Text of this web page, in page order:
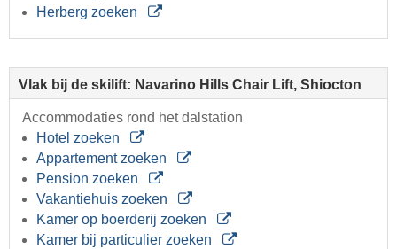
Herberg zoeken
Vlak bij de skilift: Navarino Hills Chair Lift, Shiocton
Accommodaties rond het dalstation
Hotel zoeken
Appartement zoeken
Pension zoeken
Vakantiehuis zoeken
Kamer op boerderij zoeken
Kamer bij particulier zoeken